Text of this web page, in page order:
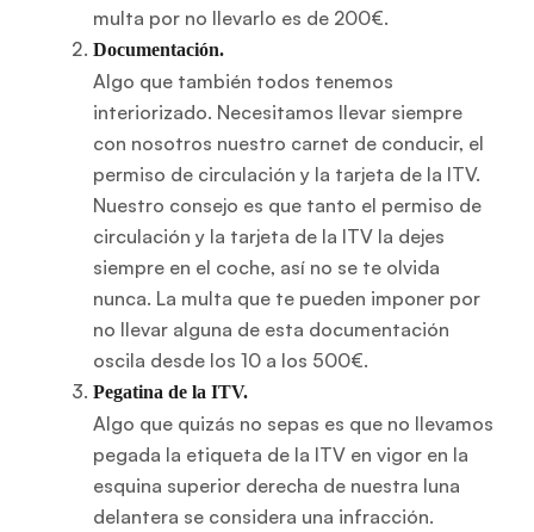
multa por no llevarlo es de 200€.
Documentación.
Algo que también todos tenemos
interiorizado. Necesitamos llevar siempre
con nosotros nuestro carnet de conducir, el
permiso de circulación y la tarjeta de la ITV.
Nuestro consejo es que tanto el permiso de
circulación y la tarjeta de la ITV la dejes
siempre en el coche, así no se te olvida
nunca. La multa que te pueden imponer por
no llevar alguna de esta documentación
oscila desde los 10 a los 500€.
Pegatina de la ITV.
Algo que quizás no sepas es que no llevamos
pegada la etiqueta de la ITV en vigor en la
esquina superior derecha de nuestra luna
delantera se considera una infracción.